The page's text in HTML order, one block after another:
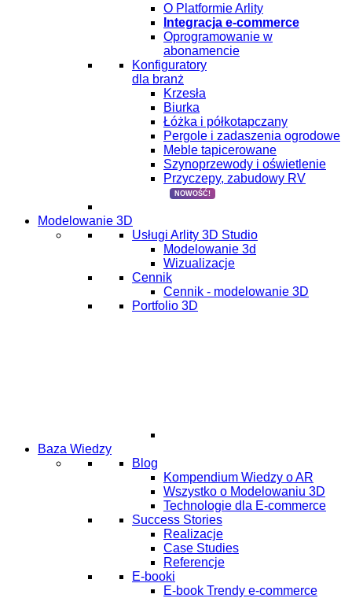
O Platformie Arlity
Integracja e-commerce
Oprogramowanie w
abonamencie
Konfiguratory
dla branż
Krzesła
Biurka
Łóżka i półkotapczany
Pergole i zadaszenia ogrodowe
Meble tapicerowane
Szynoprzewody i oświetlenie
Przyczepy, zabudowy RV
NOWOŚĆ!
Modelowanie 3D
Usługi Arlity 3D Studio
Modelowanie 3d
Wizualizacje
Cennik
Cennik - modelowanie 3D
Portfolio 3D
Baza Wiedzy
Blog
Kompendium Wiedzy o AR
Wszystko o Modelowaniu 3D
Technologie dla E-commerce
Success Stories
Realizacje
Case Studies
Referencje
E-booki
E-book Trendy e-commerce